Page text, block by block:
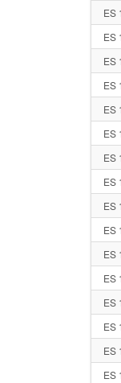
ES
ES
ES
ES
ES
ES
ES
ES
ES
ES
ES
ES
ES
ES
ES
ES